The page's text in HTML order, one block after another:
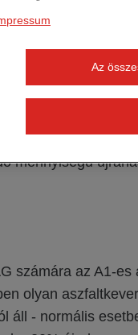
fenntartható
az
el. Egyes
mennyiségű
számára az A1-
olyan
áll - normális
Az